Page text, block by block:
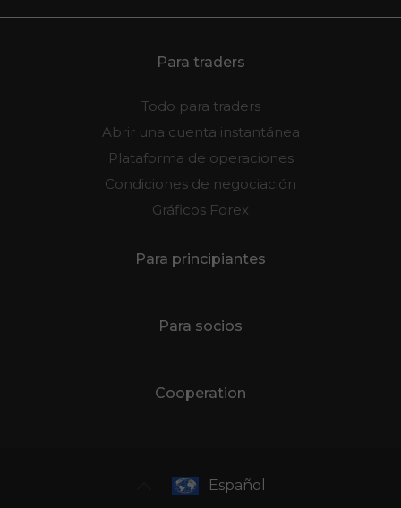
Para traders
Todo para traders
Abrir una cuenta instantánea
Plataforma de operaciones
Condiciones de negociación
Gráficos Forex
Para principiantes
Para socios
Cooperation
Español